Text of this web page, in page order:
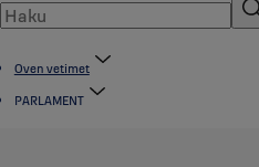
Oven vetimet
PARLAMENT